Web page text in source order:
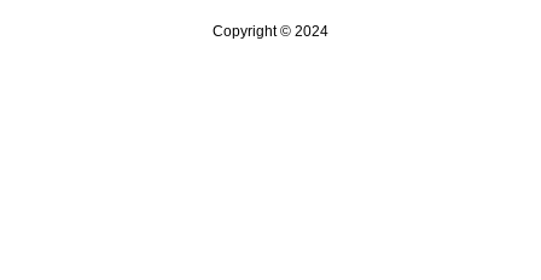
Copyright © 2024